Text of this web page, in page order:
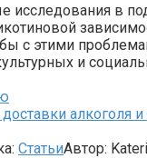
исследования в
с этими
и
алкоголя и
СтатьиАвтор: